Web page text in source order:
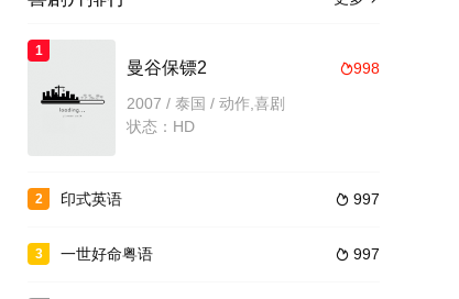
1
998
曼谷保镖2
2007 / 泰国 / 动作,喜剧
状态：HD
2  997
印式英语
3  997
一世好命粤语